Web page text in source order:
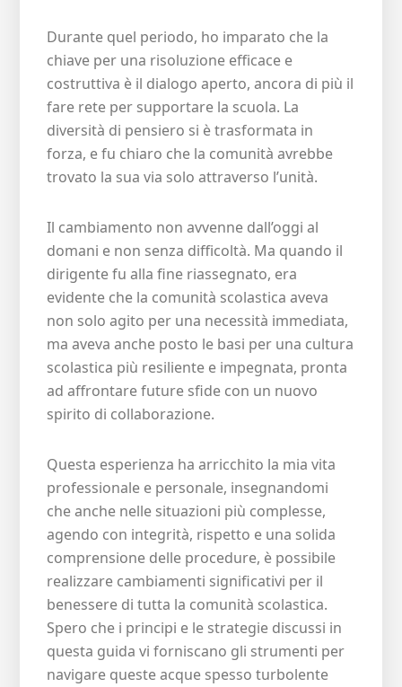
Durante quel periodo, ho imparato che la
chiave per una risoluzione efficace e
costruttiva è il dialogo aperto, ancora di più il
fare rete per supportare la scuola. La
diversità di pensiero si è trasformata in
forza, e fu chiaro che la comunità avrebbe
trovato la sua via solo attraverso l’unità.
Il cambiamento non avvenne dall’oggi al
domani e non senza difficoltà. Ma quando il
dirigente fu alla fine riassegnato, era
evidente che la comunità scolastica aveva
non solo agito per una necessità immediata,
ma aveva anche posto le basi per una cultura
scolastica più resiliente e impegnata, pronta
ad affrontare future sfide con un nuovo
spirito di collaborazione.
Questa esperienza ha arricchito la mia vita
professionale e personale, insegnandomi
che anche nelle situazioni più complesse,
agendo con integrità, rispetto e una solida
comprensione delle procedure, è possibile
realizzare cambiamenti significativi per il
benessere di tutta la comunità scolastica.
Spero che i principi e le strategie discussi in
questa guida vi forniscano gli strumenti per
navigare queste acque spesso turbolente